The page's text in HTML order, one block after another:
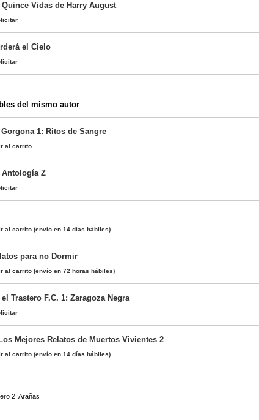
Quince Vidas de Harry August
el Cielo
del mismo autor
1: Ritos de Sangre
al carrito
Antología Z
al carrito (envío en 14 días hábiles)
para no Dormir
al carrito (envío en 72 horas hábiles)
Trastero F.C. 1: Zaragoza Negra
Mejores Relatos de Muertos Vivientes 2
al carrito (envío en 14 días hábiles)
2: Arañas